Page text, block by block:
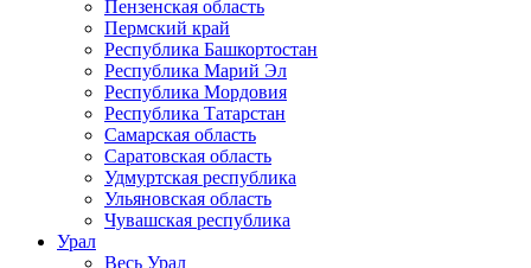
Пензенская область
Пермский край
Республика Башкортостан
Республика Марий Эл
Республика Мордовия
Республика Татарстан
Самарская область
Саратовская область
Удмуртская республика
Ульяновская область
Чувашская республика
Урал
Весь Урал